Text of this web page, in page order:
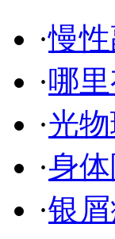
·慢
·哪
·光
·身
·银